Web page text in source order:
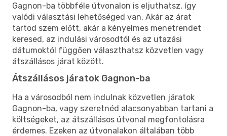
Gagnon-ba többféle útvonalon is eljuthatsz, így
valódi választási lehetőséged van. Akár az árat
tartod szem előtt, akár a kényelmes menetrendet
keresed, az indulási városodtól és az utazási
dátumoktól függően választhatsz közvetlen vagy
átszállásos járat között.
Átszállásos járatok Gagnon-ba
Ha a városodból nem indulnak közvetlen járatok
Gagnon-ba, vagy szeretnéd alacsonyabban tartani a
költségeket, az átszállásos útvonal megfontolásra
érdemes. Ezeken az útvonalakon általában több